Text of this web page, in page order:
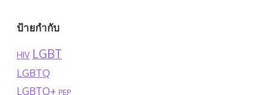
ป้ายกำกับ
HIV LGBT
LGBTQ
LGBTQ+ PEP